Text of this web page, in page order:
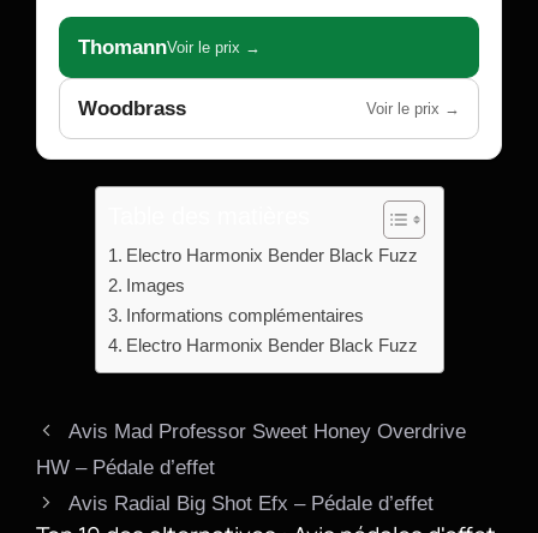
ThomannVoir le prix →
Woodbrass Voir le prix →
Electro Harmonix Bender Black Fuzz
Images
Informations complémentaires
Electro Harmonix Bender Black Fuzz
Avis Mad Professor Sweet Honey Overdrive
HW – Pédale d’effet
Avis Radial Big Shot Efx – Pédale d’effet